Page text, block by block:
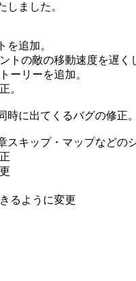
しました。
を追加。
動速度を遅くし
を追加。
時に出てくるバグの修正。
スキップ・マップなどの
るように変更